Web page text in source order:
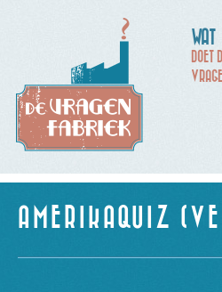
WAT
DOET
AMERIKAQUIZ